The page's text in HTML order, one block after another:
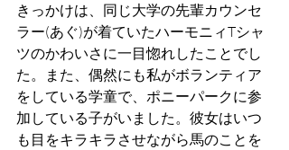
きっかけは、同じ大学の先輩カウンセ
ラー(あぐ)が着ていたハーモニィTシャ
ツのかわいさに一目惚れしたことでし
た。また、偶然にも私がボランティア
をしている学童で、ポニーパークに参
加している子がいました。彼女はいつ
も目をキラキラさせながら馬のことを